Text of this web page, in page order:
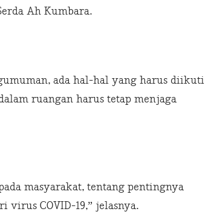
Ah Kumbara.
ada hal-hal yang harus diikuti
ruangan harus tetap menjaga
masyarakat, tentang pentingnya
virus COVID-19,” jelasnya.